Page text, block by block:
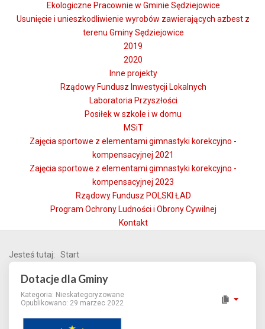
Ekologiczne Pracownie w Gminie Sędziejowice
Usunięcie i unieszkodliwienie wyrobów zawierających azbest z
terenu Gminy Sędziejowice
2019
2020
Inne projekty
Rządowy Fundusz Inwestycji Lokalnych
Laboratoria Przyszłości
Posiłek w szkole i w domu
MSiT
Zajęcia sportowe z elementami gimnastyki korekcyjno -
kompensacyjnej 2021
Zajęcia sportowe z elementami gimnastyki korekcyjno -
kompensacyjnej 2023
Rządowy Fundusz POLSKI ŁAD
Program Ochrony Ludności i Obrony Cywilnej
Kontakt
Jesteś tutaj: Start
Dotacje dla Gminy
Kategoria: Nieskategoryzowane
Opublikowano: 29 marzec 2022